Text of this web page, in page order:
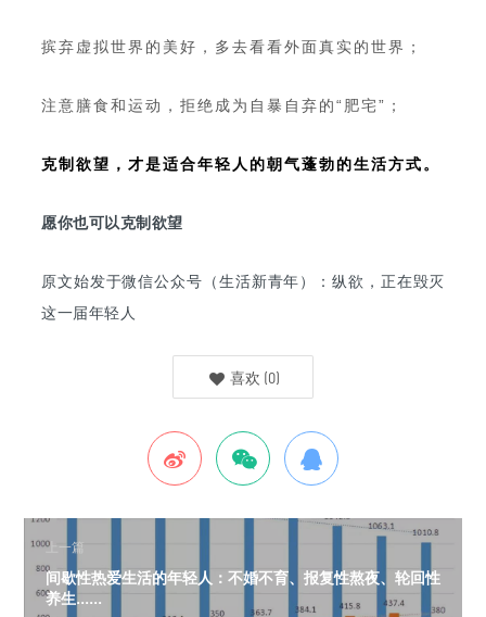
摈弃虚拟世界的美好，多去看看外面真实的世界；
注意膳食和运动，拒绝成为自暴自弃的“肥宅”；
克制欲望，才是适合年轻人的朝气蓬勃的生活方式。
愿你也可以克制欲望
原文始发于微信公众号（生活新青年）：纵欲，正在毁灭
这一届年轻人
喜欢 (0)
上一篇
间歇性热爱生活的年轻人：不婚不育、报复性熬夜、轮回性
养生......